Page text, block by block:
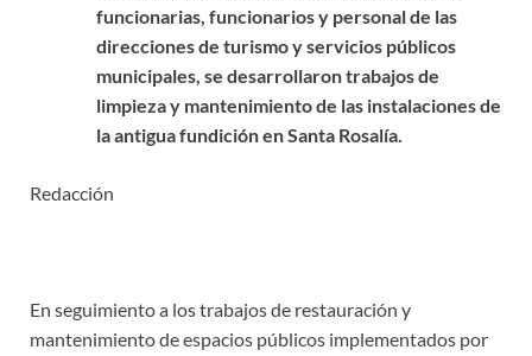
funcionarias, funcionarios y personal de las
direcciones de turismo y servicios públicos
municipales, se desarrollaron trabajos de
limpieza y mantenimiento de las instalaciones de
la antigua fundición en Santa Rosalía.
Redacción
En seguimiento a los trabajos de restauración y
mantenimiento de espacios públicos implementados por